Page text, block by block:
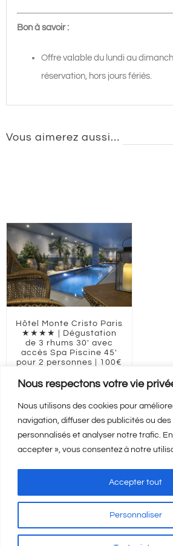
Nous respectons votre vie
Nous utilisons des cookies pour
navigation, diffuser des publicités ou
personnalisés et analyser notre trafic.
accepter », vous consentez à notre
Personnaliser
Accepter tout
Bon à savoir :
Offre valable du lundi au
réservation, hors jours fériés.
Vous aimerez aussi…
Hôtel Monte Cristo Paris
★★★★ | Dégustation
de 3 rhums 30′ avec
accès Spa Piscine 45′
pour 2 personnes | 100€
€
Ajouter au panier
Détails
Mentions Légales-CGV-A propos©